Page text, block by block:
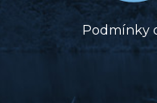
Podmínky